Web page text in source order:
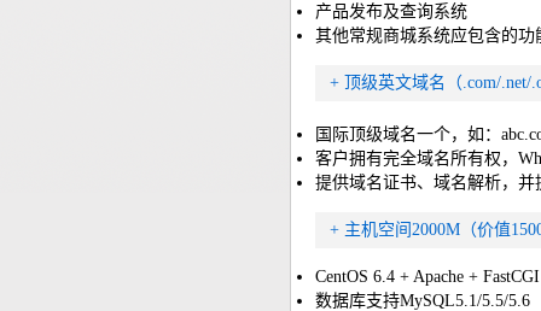
产品发布及查询系统
其他常规商城系统应包含的
+ 顶级英文域名（.com/.net/
国际顶级域名一个，如：
客户拥有完全域名所有权，
提供域名证书、域名解析，并
+ 主机空间2000M（价值
CentOS 6.4 + Apache +
数据库支持MySQL5.1/5.5/5.6